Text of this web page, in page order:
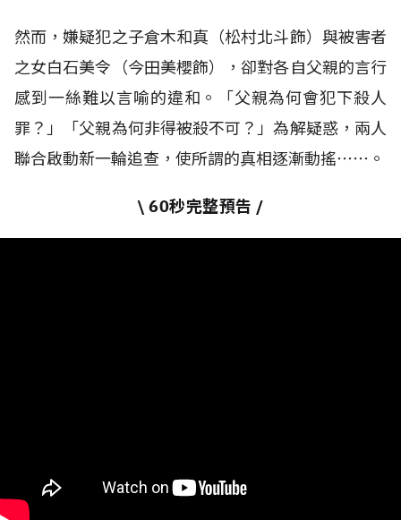
然而，嫌疑犯之子倉木和真（松村北斗飾）與被害者
之女白石美令（今田美櫻飾），卻對各自父親的言行
感到一絲難以言喻的違和。「父親為何會犯下殺人
罪？」「父親為何非得被殺不可？」為解疑惑，兩人
聯合啟動新一輪追查，使所謂的真相逐漸動搖⋯⋯。
\ 60秒完整預告 /